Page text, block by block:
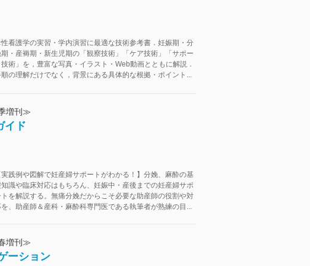
看護学の実習・学内演習に最適な技術参考書．妊娠期・分
・産褥期・新生児期の「観察技術」「ケア技術」「サポー
技術」を，豊富な写真・イラスト・Web動画とともに解説．
の理解だけでなく，背景にある具体的な根拠・ポイント...
増刊≫
イド
実践例や図解で妊産婦サポートがわかる！】分娩、麻酔の基
識や臨床対応はもちろん、妊娠中・産後までの妊産婦サポ
トを解説する。無痛分娩だからこそ必要な助産師の役割や対
を、助産師＆産科・麻酔科専門医である執筆者が熟練の目...
増刊≫
ーション